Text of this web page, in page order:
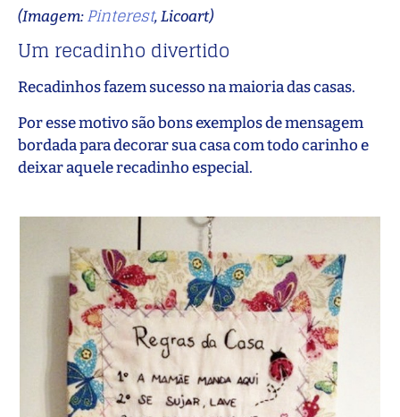
(Imagem:Pinterest, Licoart)
Um recadinho divertido
Recadinhos fazem sucesso na maioria das casas.
Por esse motivo são bons exemplos de mensagem
bordada para decorar sua casa com todo carinho e
deixar aquele recadinho especial.